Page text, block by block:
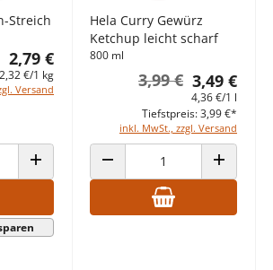
Streich
2,79 €
€/1 kg
Versand
ANZAHL ERHÖHEN
Hela Curry Gewürz
Ketchup leicht scharf
800 ml
3,49 €
3,99 €
4,36 €/1 l
inkl. MwSt., zzgl. Versand
Tiefstpreis: 3,99 €*
ANZAHL VERRINGERN ANZAHL